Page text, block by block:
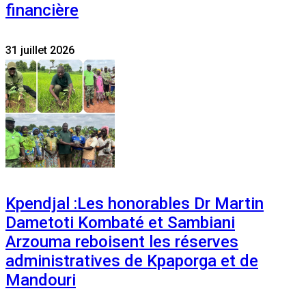
financière
31 juillet 2026
Kpendjal :Les honorables Dr Martin
Dametoti Kombaté et Sambiani
Arzouma reboisent les réserves
administratives de Kpaporga et de
Mandouri